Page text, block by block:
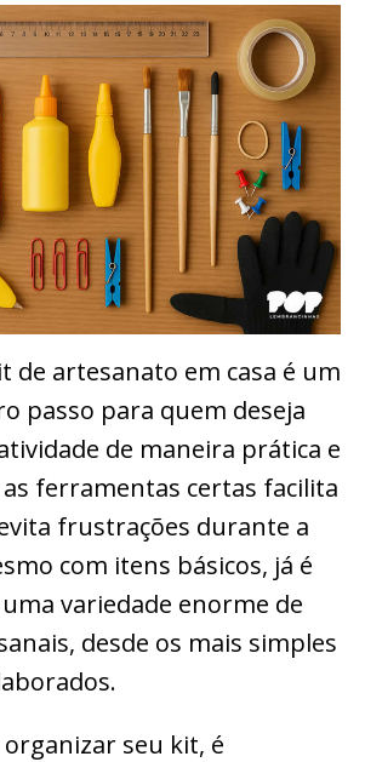
de artesanato em casa é um
passo para quem deseja
de maneira prática e
as ferramentas certas facilita
frustrações durante a
com itens básicos, já é
variedade enorme de
desde os mais simples
seu kit, é